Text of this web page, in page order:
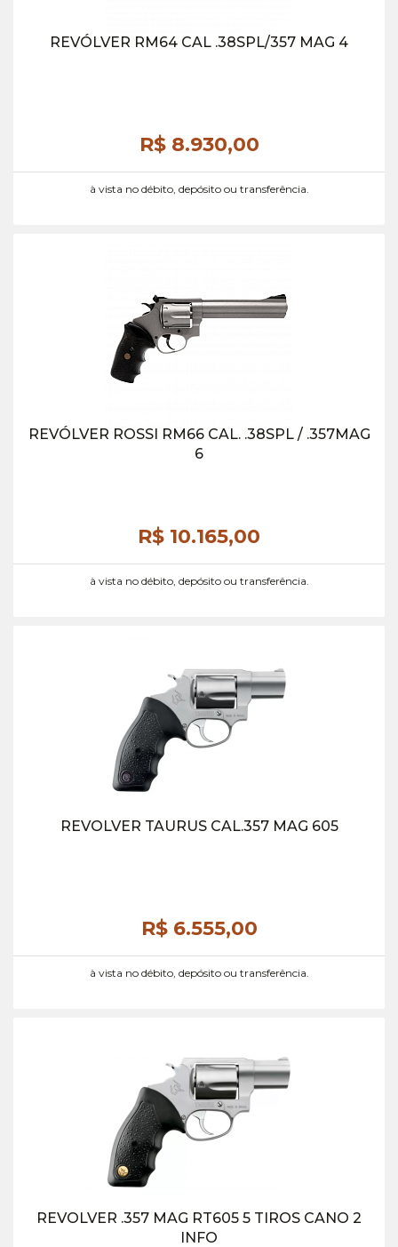
REVÓLVER RM64 CAL .38SPL/357 MAG 4
R$ 8.930,00
à vista no débito, depósito ou transferência.
REVÓLVER ROSSI RM66 CAL. .38SPL / .357MAG
6
R$ 10.165,00
à vista no débito, depósito ou transferência.
REVOLVER TAURUS CAL.357 MAG 605
R$ 6.555,00
à vista no débito, depósito ou transferência.
REVOLVER .357 MAG RT605 5 TIROS CANO 2
INFO